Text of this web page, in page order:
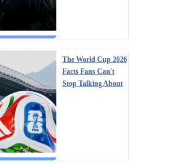
The World Cup 2026
Facts Fans Can't
Stop Talking About